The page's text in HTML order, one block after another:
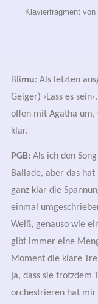
Klavierfragment
Blimu: Als letzten
Geiger) ›Lass es
offen mit Agatha um,
klar.
PGB: Als ich den
Ballade, aber das
ganz klar die
einmal
Weiß, genauso wie
gibt immer eine
Moment die klare
ja, dass sie trotzdem
orchestrieren hat mir